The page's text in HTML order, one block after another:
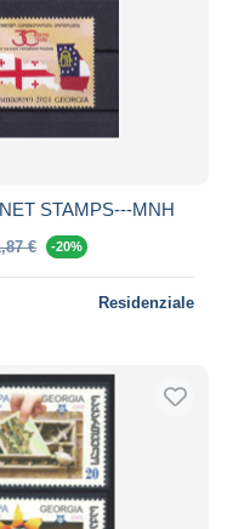
STAMPS---MNH
€ -20%
Residenziale